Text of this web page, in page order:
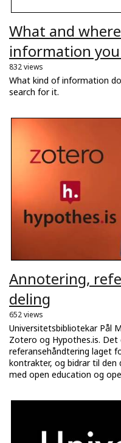
What and
information
832 views
What kind of information
search for it.
Annotering,
deling
652 views
Universitetsbibliotekar Pål
Zotero og Hypothes.is. Det
referansehåndtering laget
kontrakter, og bidrar til den
med open education og